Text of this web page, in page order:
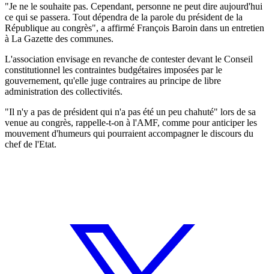
"Je ne le souhaite pas. Cependant, personne ne peut dire aujourd'hui
ce qui se passera. Tout dépendra de la parole du président de la
République au congrès", a affirmé François Baroin dans un entretien
à La Gazette des communes.
L'association envisage en revanche de contester devant le Conseil
constitutionnel les contraintes budgétaires imposées par le
gouvernement, qu'elle juge contraires au principe de libre
administration des collectivités.
"Il n'y a pas de président qui n'a pas été un peu chahuté" lors de sa
venue au congrès, rappelle-t-on à l'AMF, comme pour anticiper les
mouvement d'humeurs qui pourraient accompagner le discours du
chef de l'Etat.